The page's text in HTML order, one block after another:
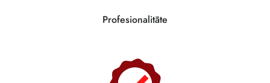
Profesionalitāte